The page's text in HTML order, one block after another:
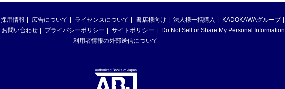
採用情報 広告について ライセンスについて 書店様向け 法人様一括購入
KADOKAWAグループ
お問い合わせ プライバシーポリシー サイトポリシー
Do Not Sell or Share My Personal Information
利用者情報の外部送信について